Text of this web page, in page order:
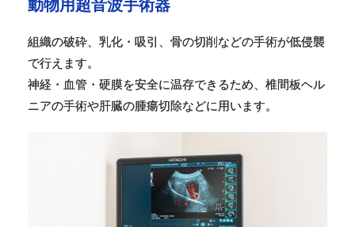
動物用超音波手術器
組織の破砕、乳化・吸引、骨の切削などの手術が低侵襲
で行えます。
神経・血管・硬膜を安全に温存できるため、椎間板ヘル
ニアの手術や肝臓の腫瘍切除などに用います。